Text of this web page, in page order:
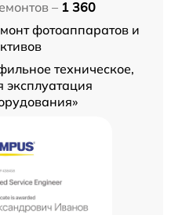
– 1 360
фотоаппаратов и
техническое,
эксплуатация